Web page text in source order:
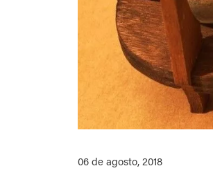
06 de agosto, 2018